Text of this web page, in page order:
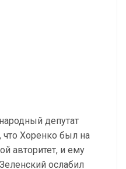
депутат
что Хоренко был на
авторитет, и ему
ослабил